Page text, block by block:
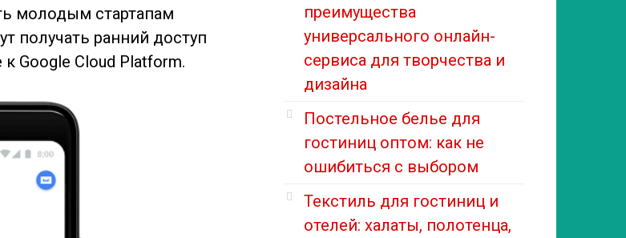
молодым стартапам
получать ранний доступ
Google Cloud Platform.
преимущества
универсального онлайн-
сервиса для творчества и
дизайна
Постельное белье для
гостиниц оптом: как не
ошибиться с выбором
Текстиль для гостиниц и
отелей: халаты, полотенца,